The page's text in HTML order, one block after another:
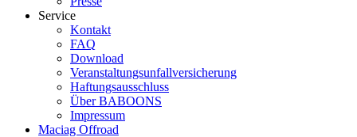
Service
Kontakt
FAQ
Download
Veranstaltungsunfallversicherung
Haftungsausschluss
Über BABOONS
Impressum
Maciag Offroad